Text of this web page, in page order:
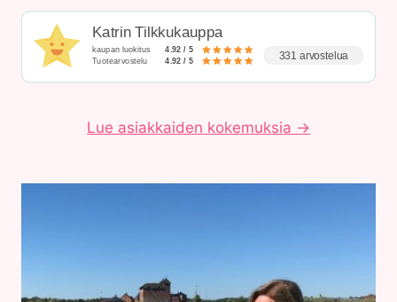
Katrin Tilkkukauppa
kaupan luokitus
4.92 / 5
Tuotearvostelu
4.92 / 5 331 arvostelua
Lue asiakkaiden kokemuksia →